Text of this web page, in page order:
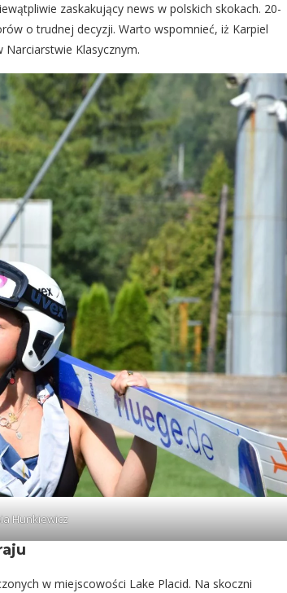
zaskakujący news w polskich skokach. 20-
o trudnej decyzji. Warto wspomnieć, iż Karpiel
Klasycznym.
Hunkiewicz
w miejscowości Lake Placid. Na skoczni